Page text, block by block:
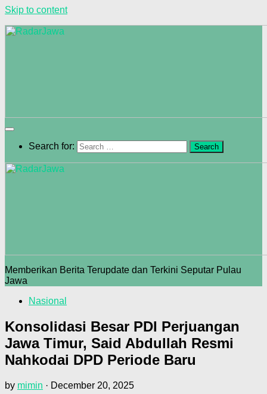
Skip to content
Search for:
Memberikan Berita Terupdate dan Terkini Seputar Pulau
Jawa
Nasional
Konsolidasi Besar PDI Perjuangan
Jawa Timur, Said Abdullah Resmi
Nahkodai DPD Periode Baru
by mimin · December 20, 2025